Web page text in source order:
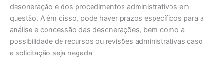
desoneração e dos procedimentos administrativos em
questão. Além disso, pode haver prazos específicos para a
análise e concessão das desonerações, bem como a
possibilidade de recursos ou revisões administrativas caso
a solicitação seja negada.